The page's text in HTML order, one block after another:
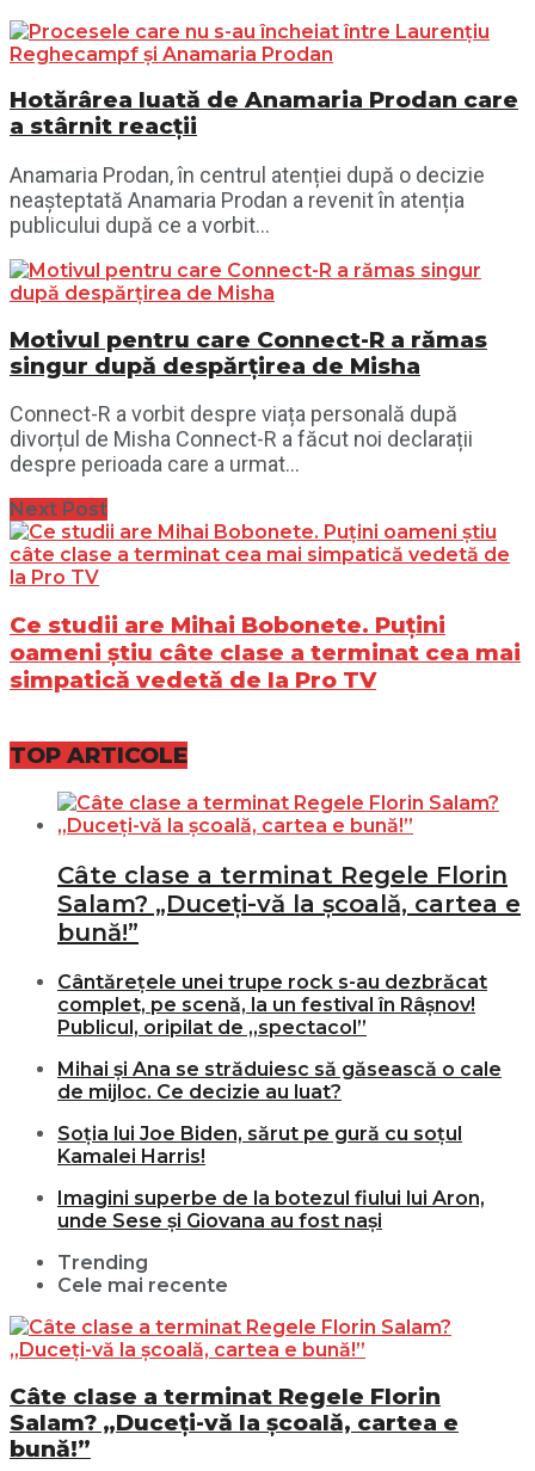
Hotărârea luată de Anamaria Prodan care
a stârnit reacții
Anamaria Prodan, în centrul atenției după o decizie
neașteptată Anamaria Prodan a revenit în atenția
publicului după ce a vorbit...
Motivul pentru care Connect-R a rămas
singur după despărțirea de Misha
Connect-R a vorbit despre viața personală după
divorțul de Misha Connect-R a făcut noi declarații
despre perioada care a urmat...
Next Post
Ce studii are Mihai Bobonete. Puțini
oameni știu câte clase a terminat cea mai
simpatică vedetă de la Pro TV
TOP ARTICOLE
Câte clase a terminat Regele Florin
Salam? „Duceți-vă la școală, cartea e
bună!”
Cântărețele unei trupe rock s-au dezbrăcat
complet, pe scenă, la un festival în Râșnov!
Publicul, oripilat de „spectacol”
Mihai și Ana se străduiesc să găsească o cale
de mijloc. Ce decizie au luat?
Soția lui Joe Biden, sărut pe gură cu soțul
Kamalei Harris!
Imagini superbe de la botezul fiului lui Aron,
unde Sese și Giovana au fost nași
Trending
Cele mai recente
Câte clase a terminat Regele Florin
Salam? „Duceți-vă la școală, cartea e
bună!”